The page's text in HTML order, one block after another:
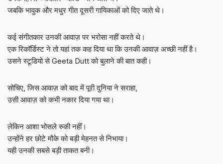
जबकि भावुक और मधुर गीत दूसरी गायिकाओं को दिए जाते थे।
कई संगीतकार उनकी आवाज़ पर भरोसा नहीं करते थे।
एक रिकॉर्डिस्ट ने तो यहां तक कह दिया था कि उनकी आवाज़ अच्छी नहीं है।
उसने स्टूडियो से Geeta Dutt को बुलाने की बात कही।
सोचिए, जिस आवाज़ को बाद में पूरी दुनिया ने सराहा,
उसी आवाज़ को कभी नकार दिया गया था।
लेकिन आशा भोसले रुकी नहीं।
उन्होंने हर छोटे मौके को बड़ी मेहनत से निभाया।
यही उनकी सबसे बड़ी ताकत बनी।